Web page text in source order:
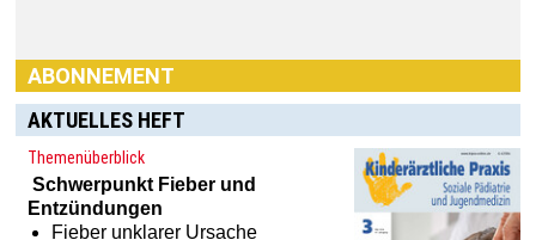
ABONNEMENT
AKTUELLES HEFT
Themenüberblick
Schwerpunkt Fieber und
Entzündungen
Fieber unklarer Ursache